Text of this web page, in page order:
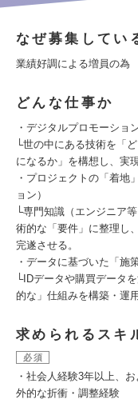
なぜ募集してい
業績好調による増員の為
どんな仕事か
・デジタルプロモーショ
└世の中にある技術を「
になるか」を構想し、実
・プロジェクトの「着地
ョン）
└専門知識（エンジニア
術的な「要件」に整理し
完遂させる。
・データに基づいた「施
└IDデータや購買データ
的な」仕組みを構築・運
求められるスキ
必須
・社会人経験3年以上、
外的な折衝・調整経験